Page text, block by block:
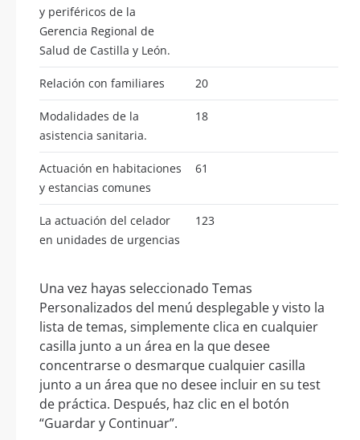
y periféricos de la
Gerencia Regional de
Salud de Castilla y León.
Relación con familiares 20
Modalidades de la
asistencia sanitaria.
18
Actuación en habitaciones
y estancias comunes
61
La actuación del celador
en unidades de urgencias
123
Una vez hayas seleccionado Temas
Personalizados del menú desplegable y visto la
lista de temas, simplemente clica en cualquier
casilla junto a un área en la que desee
concentrarse o desmarque cualquier casilla
junto a un área que no desee incluir en su test
de práctica. Después, haz clic en el botón
“Guardar y Continuar”.